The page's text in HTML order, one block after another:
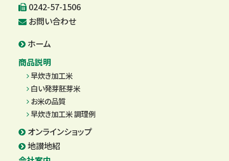
0242-57-1506
お問い合わせ
ホーム
商品説明
早炊き加工米
白い発芽胚芽米
お米の品質
早炊き加工米 調理例
オンラインショップ
地讃地紹